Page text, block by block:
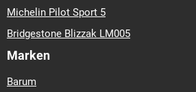
Michelin Pilot Sport 5
Bridgestone Blizzak LM005
Marken
Barum